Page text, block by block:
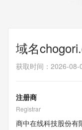
域名
获取时间 ： 2026-08-
注册商
Registrar
商中在线科技股份有